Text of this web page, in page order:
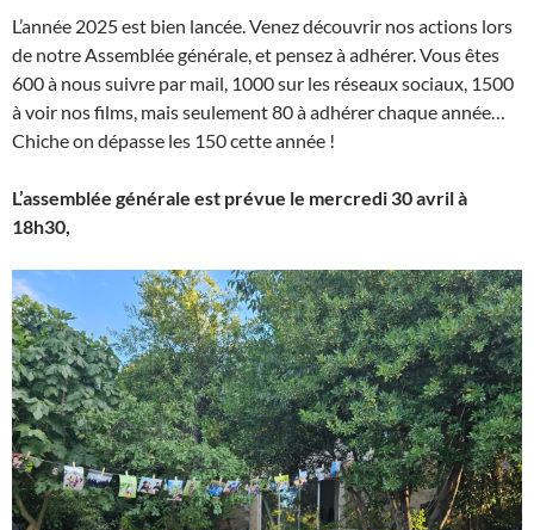
L’année 2025 est bien lancée. Venez découvrir nos actions lors
de notre Assemblée générale, et pensez à adhérer. Vous êtes
600 à nous suivre par mail, 1000 sur les réseaux sociaux, 1500
à voir nos films, mais seulement 80 à adhérer chaque année…
Chiche on dépasse les 150 cette année !
L’assemblée générale est prévue le mercredi 30 avril à
18h30,